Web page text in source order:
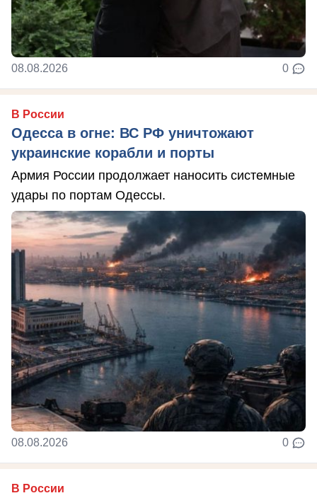
08.08.2026 0
В России
Одесса в огне: ВС РФ уничтожают
украинские корабли и порты
Армия России продолжает наносить системные
удары по портам Одессы.
08.08.2026 0
В России